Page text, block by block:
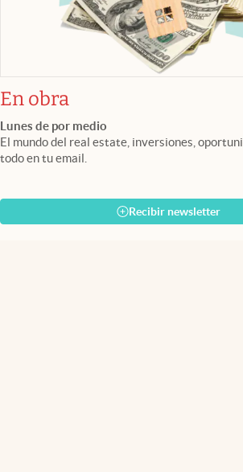
En obra
Lunes de por medio
El mundo del real estate, inversiones,
todo en tu email.
Recibir newsletter